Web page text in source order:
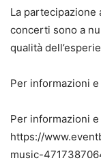
La partecipazione
concerti sono a
qualità
Per informazioni
Per informazioni
https://
music-